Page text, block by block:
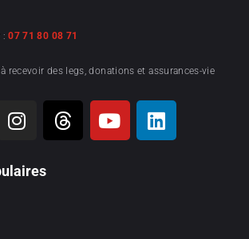
:07 71 80 08 71
recevoir des legs, donations et assurances-vie